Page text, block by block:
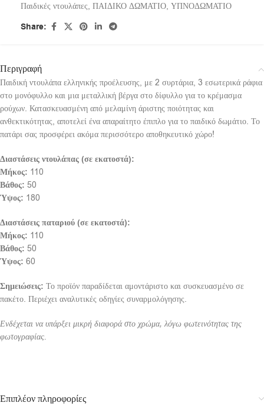
Παιδικές ντουλάπες, ΠΑΙΔΙΚΟ ΔΩΜΑΤΙΟ, ΥΠΝΟΔΩΜΑΤΙΟ
Share:
Περιγραφή
Παιδική ντουλάπα ελληνικής προέλευσης, με 2 συρτάρια, 3 εσωτερικά ράφια
στο μονόφυλλο και μια μεταλλική βέργα στο δίφυλλο για το κρέμασμα
ρούχων. Κατασκευασμένη από μελαμίνη άριστης ποιότητας και
ανθεκτικότητας, αποτελεί ένα απαραίτητο έπιπλο για το παιδικό δωμάτιο. Το
πατάρι σας προσφέρει ακόμα περισσότερο αποθηκευτικό χώρο!
Διαστάσεις ντουλάπας (σε εκατοστά):
Μήκος: 110
Βάθος: 50
Ύψος: 180
Διαστάσεις παταριού (σε εκατοστά):
Μήκος: 110
Βάθος: 50
Ύψος: 60
Σημειώσεις: Το προϊόν παραδίδεται αμοντάριστο και συσκευασμένο σε
πακέτο. Περιέχει αναλυτικές οδηγίες συναρμολόγησης.
Ενδέχεται να υπάρξει μικρή διαφορά στο χρώμα, λόγω φωτεινότητας της
φωτογραφίας.
Επιπλέον πληροφορίες